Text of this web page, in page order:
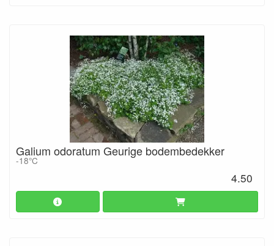
Galium odoratum Geurige bodembedekker
-18°C
4.50